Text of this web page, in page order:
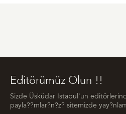
Editörümüz Olun !!
Sizde Üsküdar Istabul'un
payla??mlar?n?z? sitemizde